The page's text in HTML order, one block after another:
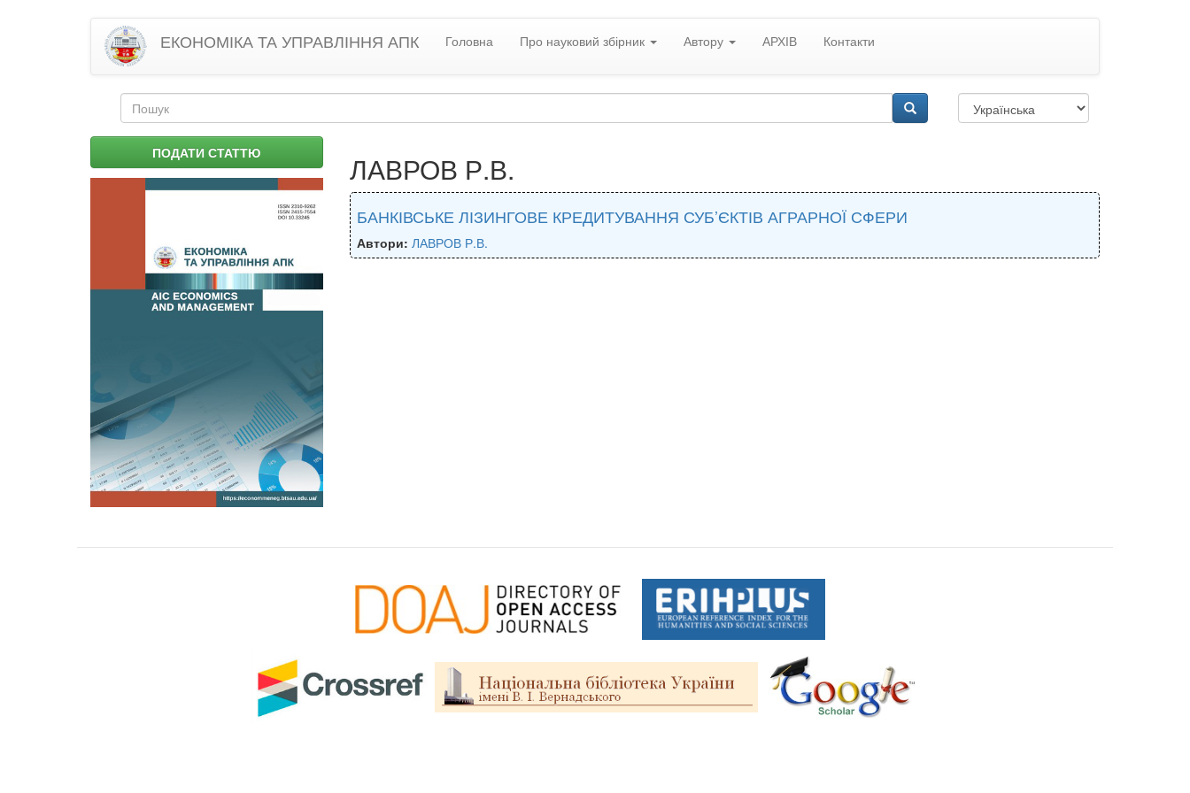
ЕКОНОМІКА ТА УПРАВЛІННЯ АПК Головна Про науковий збірник Автору АРХІВ Контакти
Пошукова
форма
ПОДАТИ СТАТТЮ ЛАВРОВ Р.В.
БАНКІВСЬКЕ ЛІЗИНГОВЕ КРЕДИТУВАННЯ СУБ’ЄКТІВ АГРАРНОЇ СФЕРИ
Автори: ЛАВРОВ Р.В.